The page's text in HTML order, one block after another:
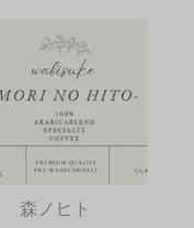
森ノヒト